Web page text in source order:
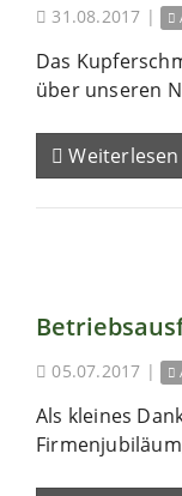
31.08.2017 |
Das
über unseren
Weiterlesen
05.07.2017 |
Als kleines